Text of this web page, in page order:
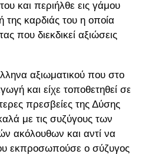
και περιήλθε εις γάμου
της καρδιάς του η οποία
που διεκδικεί αξιώσεις
αξιωματικού που στο
και είχε τοποθετηθεί σε
πρεσβείες της Δύσης
με τις συζύγους των
ακόλουθων και αντί να
εκπροσωπούσε ο σύζυγος